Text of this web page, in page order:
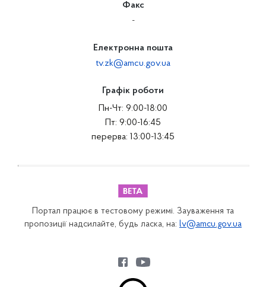
Факс
-
Електронна пошта
tv.zk@amcu.gov.ua
Графік роботи
Пн-Чт: 9:00-18:00
Пт: 9:00-16:45
перерва: 13:00-13:45
Портал працює в тестовому режимі. Зауваження та
пропозиції надсилайте, будь ласка, на: lv@amcu.gov.ua